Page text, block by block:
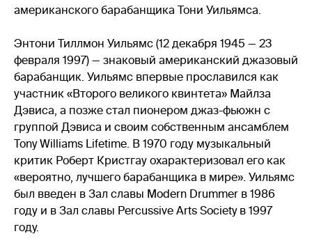
американского барабанщика Тони Уильямса.
Энтони Тиллмон Уильямс (12 декабря 1945 — 23
февраля 1997) — знаковый американский джазовый
барабанщик. Уильямс впервые прославился как
участник «Второго великого квинтета» Майлза
Дэвиса, а позже стал пионером джаз-фьюжн с
группой Дэвиса и своим собственным ансамблем
Tony Williams Lifetime. В 1970 году музыкальный
критик Роберт Кристгау охарактеризовал его как
«вероятно, лучшего барабанщика в мире». Уильямс
был введен в Зал славы Modern Drummer в 1986
году и в Зал славы Percussive Arts Society в 1997
году.